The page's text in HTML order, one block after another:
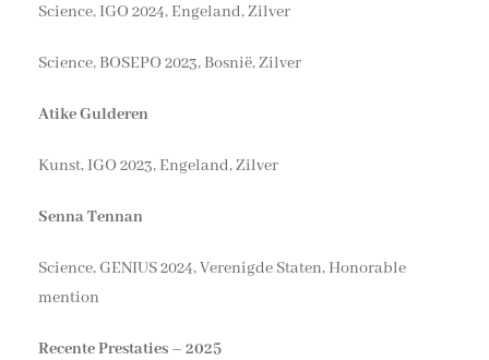
Science, IGO 2024, Engeland, Zilver
Science, BOSEPO 2023, Bosnië, Zilver
Atike Gulderen
Kunst, IGO 2023, Engeland, Zilver
Senna Tennan
Science, GENIUS 2024, Verenigde Staten, Honorable
mention
Recente Prestaties – 2025